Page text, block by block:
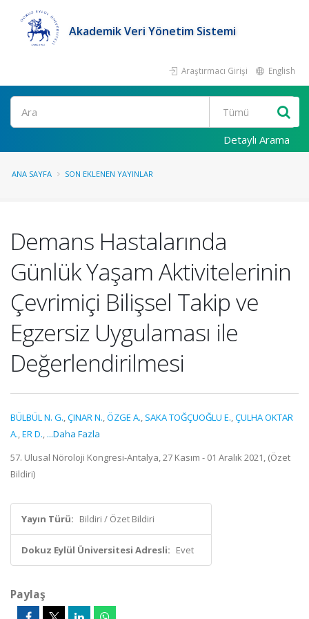
Akademik Veri Yönetim Sistemi
Araştırmacı Girişi English
Ara
Detaylı Arama
ANA SAYFA SON EKLENEN YAYINLAR
Demans Hastalarında
Günlük Yaşam Aktivitelerinin
Çevrimiçi Bilişsel Takip ve
Egzersiz Uygulaması ile
Değerlendirilmesi
BÜLBÜL N. G.,ÇINAR N.,ÖZGE A., SAKA TOĞÇUOĞLU E.,ÇULHA OKTAR
A.,ER D., ...Daha Fazla
57. Ulusal Nöroloji Kongresi-Antalya, 27 Kasım - 01 Aralık 2021, (Özet
Bildiri)
Yayın Türü: Bildiri / Özet Bildiri
Dokuz Eylül Üniversitesi Adresli: Evet
Paylaş